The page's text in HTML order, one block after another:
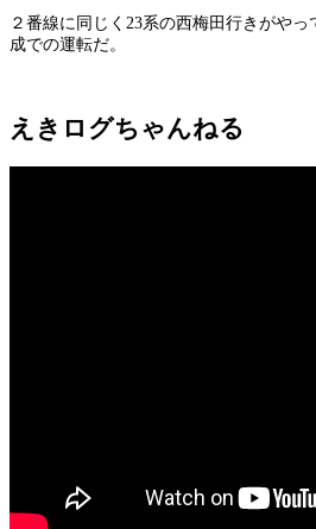
２番線に同じく23系の西梅田行きがや
成での運転だ。
えきログちゃんねる